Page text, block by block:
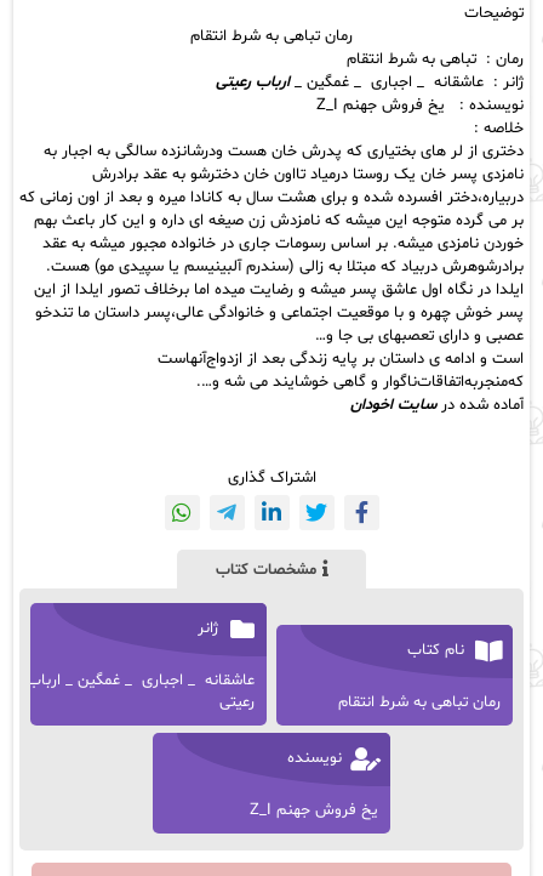
توضیحات
رمان تباهی به شرط انتقام
رمان : تباهی به شرط انتقام
ژانر : عاشقانه _ اجباری _ غمگین _ارباب رعیتی
نویسنده : یخ فروش جهنم Z_I
خلاصه :
دختری از لر های بختیاری که پدرش خان هست ودرشانزده سالگی به اجبار به
نامزدی پسر خان یک روستا درمیاد تااون خان دخترشو به عقد برادرش
دربیاره،دختر افسرده شده و برای هشت سال به کانادا میره و بعد از اون زمانی که
بر می گرده متوجه این میشه که نامزدش زن صیغه ای داره و این کار باعث بهم
خوردن نامزدی میشه. بر اساس رسومات جاری در خانواده مجبور میشه به عقد
برادرشوهرش دربیاد که مبتلا به زالی (سندرم آلبینیسم یا سپیدی مو) هست.
ایلدا در نگاه اول عاشق پسر میشه و رضایت میده اما برخلاف تصور ایلدا از این
پسر خوش چهره و با موقعیت اجتماعی و خانوادگی عالی،پسر داستان ما تندخو
عصبی و دارای تعصبهای بی جا و…
است و ادامه ی داستان بر پایه زندگی بعد از ازدواج‌آنهاست
که‌منجربه‌اتفاقات‌ناگوار و گاهی خوشایند می شه و….
آماده شده درسایت اخودان
اشتراک گذاری
مشخصات کتاب
نام کتاب
رمان تباهی به شرط انتقام
ژانر
عاشقانه _ اجباری _ غمگین _ ارباب
رعیتی
نویسنده
یخ فروش جهنم Z_I